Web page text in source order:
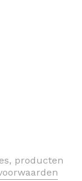
producten